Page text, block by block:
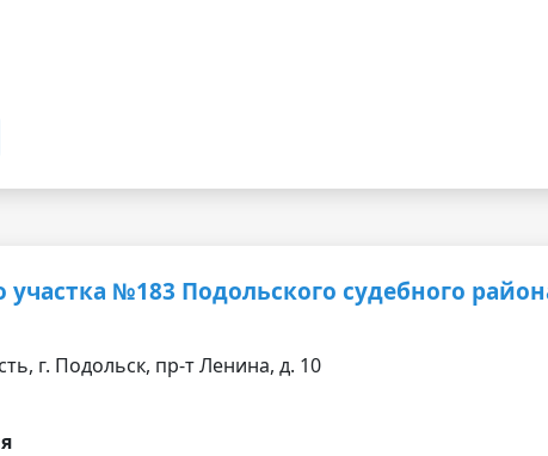
№183 Подольского судебного
г. Подольск, пр-т Ленина, д. 10